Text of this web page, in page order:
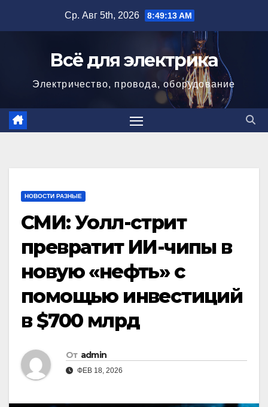
Ср. Авг 5th, 2026 8:49:14 AM
Всё для электрика
Электричество, провода, оборудование
НОВОСТИ РАЗНЫЕ
СМИ: Уолл-стрит
превратит ИИ-чипы в
новую «нефть» с
помощью инвестиций
в $700 млрд
От admin
ФЕВ 18, 2026